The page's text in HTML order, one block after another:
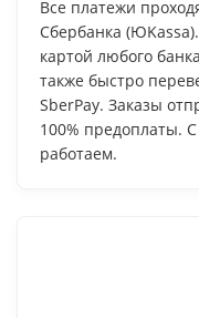
Все платежи
Сбербанка
картой любого
также быстро
SberPay. Заказы
100% предоплаты.
работаем.